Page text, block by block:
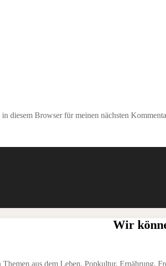
diesem Browser für meinen nächsten
Wir
aus dem Leben. Popkultur, Ernährung,